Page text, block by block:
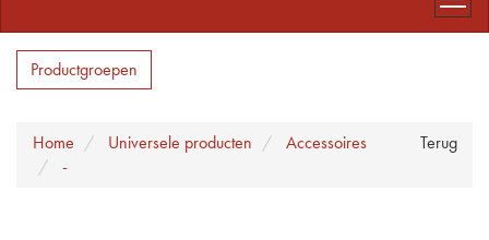
Productgroepen
Terug
Home Universele producten
Accessoires
-